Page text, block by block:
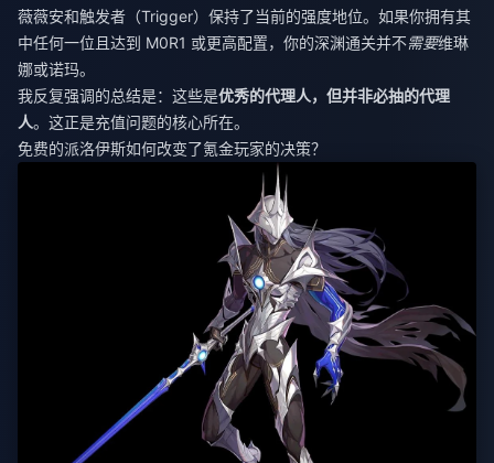
薇薇安和触发者（Trigger）保持了当前的强度地位。如果你拥有其
中任何一位且达到 M0R1 或更高配置，你的深渊通关并不需要维琳
娜或诺玛。
我反复强调的总结是：这些是优秀的代理人，但并非必抽的代理
人。这正是充值问题的核心所在。
免费的派洛伊斯如何改变了氪金玩家的决策？